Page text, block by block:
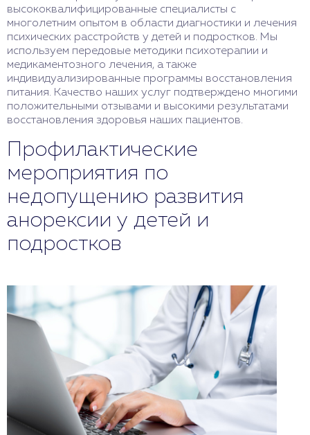
высококвалифицированные специалисты с
многолетним опытом в области диагностики и лечения
психических расстройств у детей и подростков. Мы
используем передовые методики психотерапии и
медикаментозного лечения, а также
индивидуализированные программы восстановления
питания. Качество наших услуг подтверждено многими
положительными отзывами и высокими результатами
восстановления здоровья наших пациентов.
Профилактические
мероприятия по
недопущению развития
анорексии у детей и
подростков